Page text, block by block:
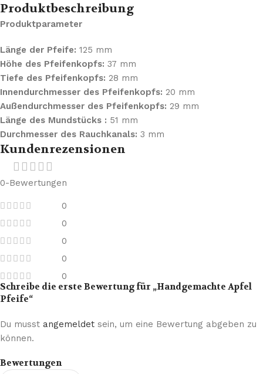
Produktbeschreibung
Produktparameter
Länge der Pfeife: 125 mm
Höhe des Pfeifenkopfs: 37 mm
Tiefe des Pfeifenkopfs: 28 mm
Innendurchmesser des Pfeifenkopfs: 20 mm
Außendurchmesser des Pfeifenkopfs: 29 mm
Länge des Mundstücks : 51 mm
Durchmesser des Rauchkanals: 3 mm
Kundenrezensionen
0-Bewertungen
0
0
0
0
0
Bewertungen
Schreibe die erste Bewertung für „Handgemachte Apfel
Pfeife“
Du musst angemeldet sein, um eine Bewertung abgeben zu
können.